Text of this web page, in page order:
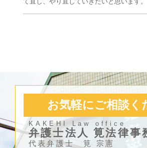
お気軽にご相談く
KAKEHI Law office
弁護士法人 筧法律事
代表弁護士 筧 宗憲